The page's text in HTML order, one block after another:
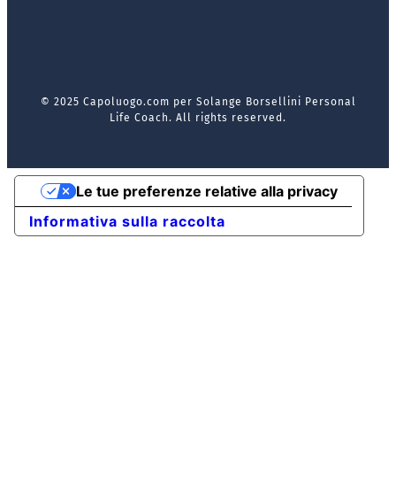
© 2025 Capoluogo.com per Solange Borsellini Personal
Life Coach. All rights reserved.
Informativa sulla raccolta
Le tue preferenze relative alla privacy